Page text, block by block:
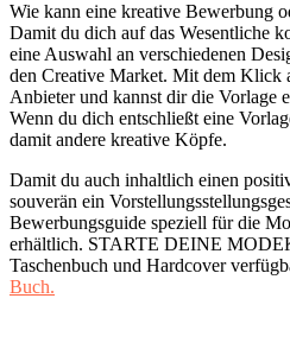
Wie kann eine kreative Bewerbung
Damit du dich auf das Wesentliche
eine Auswahl an verschiedenen
den Creative Market. Mit dem Klick
Anbieter und kannst dir die Vorlage
Wenn du dich entschließt eine
damit andere kreative Köpfe.
Damit du auch inhaltlich einen
souverän ein
Bewerbungsguide speziell für die
erhältlich. STARTE DEINE
Taschenbuch und Hardcover
Buch.